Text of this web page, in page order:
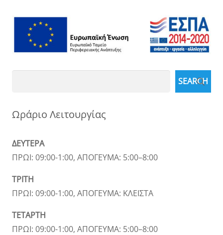
SEARCH
Ωράριο Λειτουργίας
ΔΕΥΤΕΡΑ
ΠΡΩΙ: 09:00-1:00, ΑΠΟΓΕΥΜΑ: 5:00–8:00
ΤΡΙΤΗ
ΠΡΩΙ: 09:00-1:00, ΑΠΟΓΕΥΜΑ: ΚΛΕΙΣΤΑ
ΤΕΤΑΡΤΗ
ΠΡΩΙ: 09:00-1:00, ΑΠΟΓΕΥΜΑ: 5:00–8:00